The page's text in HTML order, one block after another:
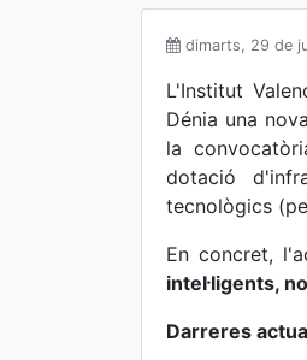
dimarts, 29 de
L'Institut
Dénia una
la
dotació
tecnològics
En concret,
intel·ligents,
Darreres